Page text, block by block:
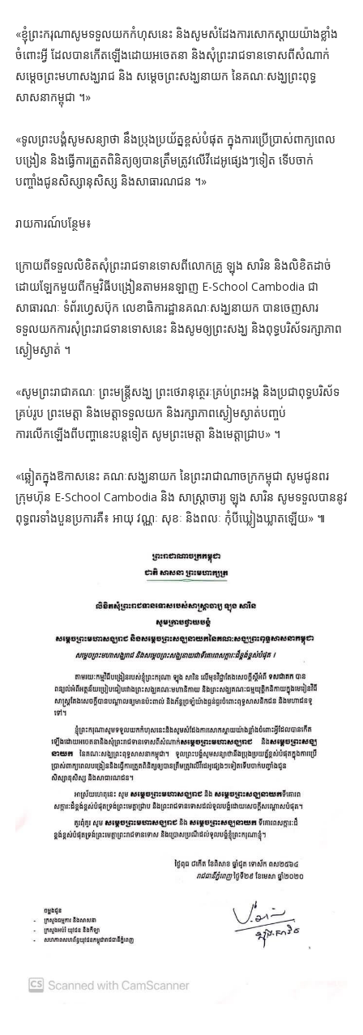
«ខ្ញុំព្រះករុណាសូមទទួលយកកំហុសនេះ និងសូមសំដែងការសោកស្ដាយយ៉ាងខ្លាំង
ចំពោះអ្វី ដែលបានកើតឡើងដោយអចេតនា និងសុំព្រះរាជទានទោសពីសំណាក់
សម្ដេចព្រះមហាសង្ឃរាជ និង សម្ដេចព្រះសង្ឃនាយក នៃគណៈសង្ឃព្រះពុទ្ធ
សាសនាកម្ពុជា ។»
«ទូលព្រះបង្គំសូមសន្យាថា នឹងប្រុងប្រយ័ត្នខ្ពស់បំផុត ក្នុងការប្រើប្រាស់ពាក្យពេល
បង្រៀន និងធ្វើការត្រួតពិនិត្យឲ្យបានត្រឹមត្រូវលើវីដេអូផ្សេងៗទៀត ទើបចាក់
បញ្ចាំងជូនសិស្សានុសិស្ស និងសាធារណជន ។»
រាយការណ៍បន្ថែម៖
ក្រោយពីទទួលលិខិតសុំព្រះរាជទានទោសពីលោកគ្រូ ឡុង សារិន និងលិខិតដាច់
ដោយឡែកមួយពីកម្មវិធីបង្រៀនតាមអនឡាញ E-School Cambodia ជា
សាធារណៈ ទំព័រហ្វេសប៊ុក លេខាធិការដ្ឋានគណៈសង្ឃនាយក បានចេញសារ
ទទួលយកការសុំព្រះរាជទានទោសនេះ និងសូមឲ្យព្រះសង្ឃ និងពុទ្ធបរិស័ទរក្សាភាព
ស្ងៀមស្ងាត់ ។
«សូមព្រះរាជាគណៈ ព្រះមន្រ្តីសង្ឃ ព្រះថេរានុត្ថេរៈគ្រប់ព្រះអង្គ និងប្រជាពុទ្ធបរិស័ទ
គ្រប់រូប ព្រះមេត្តា និងមេត្តាទទួលយក និងរក្សាភាពស្ងៀមស្ងាត់​បញ្ចប់
ការលេីកឡេីងពីបញ្ហានេះបន្តទៀត​ សូមព្រះមេត្តា និងមេត្តាជ្រាប» ។
«ឆ្លៀតក្នុងឱកាសនេះ គណៈសង្ឃនាយក នៃព្រះរាជាណាចក្រកម្ពុជា សូមជូនពរ
ក្រុមហ៊ុន E-School Cambodia និង សាស្រ្តាចារ្យ ឡុង សារិន សូមទទួលបាននូវ
ពុទ្ធពរទាំងបួនប្រការគឺ៖ អាយុ វណ្ណៈ សុខៈ និងពលៈ កុំបីឃ្លៀងឃ្លាតឡើយ» ៕